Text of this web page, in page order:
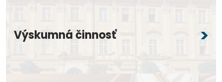
Výskumná činnosť